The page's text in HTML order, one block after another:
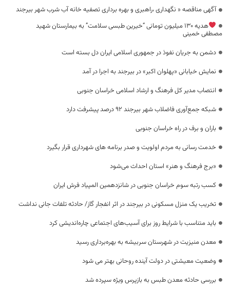
آگهی مناقصه « نگهداری ،راهبری و بهره برداری تصفیه خانه آب شرب شهر بیرجند
هدیه ۱۳۰ میلیون تومانی “خیرین طبسی سلامت” به بیمارستان شهید
مصطفی خمینی
دشمن به جریان نفوذ در جمهوری اسلامی ایران دل بسته است
نمایش خیابانی «پهلوان اکبر» در بیرجند به اجرا در آمد
انتصاب مدیر کل فرهنگ و ارشاد اسلامی خراسان جنوبی
شبکه جمع‌آوری فاضلاب شهر بیرجند ۹۲ درصد پیشرفت دارد
باران و برف در راه خراسان جنوبی
خدمت رسانی به مردم اولویت و صدر برنامه های شهرداری قرار بگیرد
«برج فرهنگ و هنر» استان احداث می‌شود
کسب رتبه سوم خراسان جنوبی در شانزدهمین المپیاد فرش ایران
تخریب یک منزل مسکونی در بیرجند در اثر انفجار گاز/ حادثه تلفات جانی نداشت
باید متناسب با شرایط روز برای آسیب‌های اجتماعی چاره‌اندیشی کرد
معدن منیزیت در شهرستان سربیشه به بهره‌برداری رسید
وضعیت معیشتی در دولت آینده روحانی بهتر می شود
بررسی حادثه معدن طبس به بازپرس ویژه سپرده شد